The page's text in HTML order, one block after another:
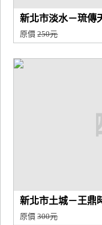
計
商
新北市淡水－琉傳
原價250元
新北市土城－王鼎
原價300元